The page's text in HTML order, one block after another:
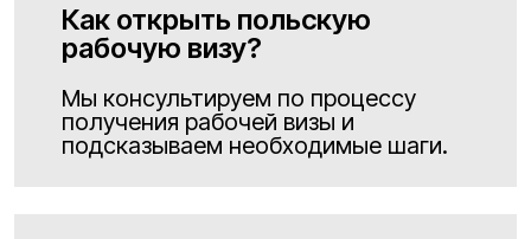
Как открыть польскую
рабочую визу?
Мы консультируем по процессу
получения рабочей визы и
подсказываем необходимые шаги.